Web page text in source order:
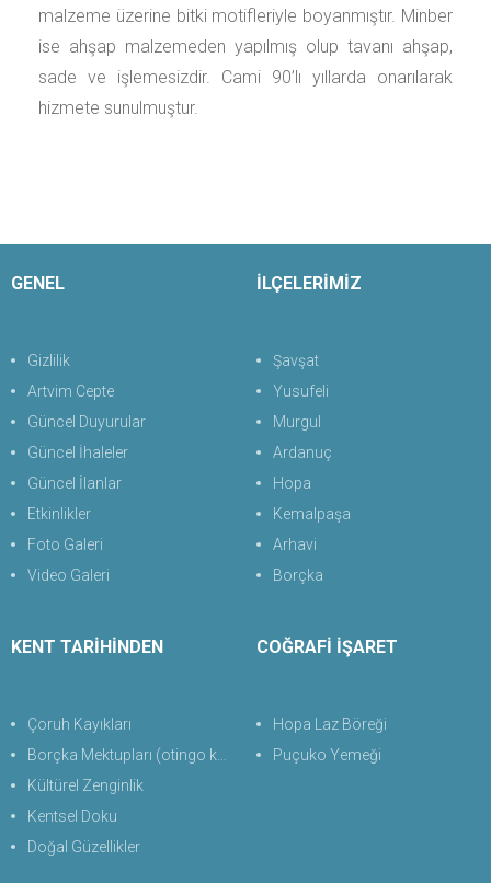
malzeme üzerine bitki motifleriyle boyanmıştır. Minber
ise ahşap malzemeden yapılmış olup tavanı ahşap,
sade ve işlemesizdir. Cami 90’lı yıllarda onarılarak
hizmete sunulmuştur.
GENEL
Gizlilik
Artvim Cepte
Güncel Duyurular
Güncel İhaleler
Güncel İlanlar
Etkinlikler
Foto Galeri
Video Galeri
İLÇELERİMİZ
Şavşat
Yusufeli
Murgul
Ardanuç
Hopa
Kemalpaşa
Arhavi
Borçka
KENT TARİHİNDEN
Çoruh Kayıkları
Borçka Mektupları (otingo kaplıcası)
Kültürel Zenginlik
Kentsel Doku
Doğal Güzellikler
COĞRAFİ İŞARET
Hopa Laz Böreği
Puçuko Yemeği